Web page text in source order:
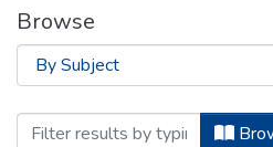
Browse
Browsing Facultad